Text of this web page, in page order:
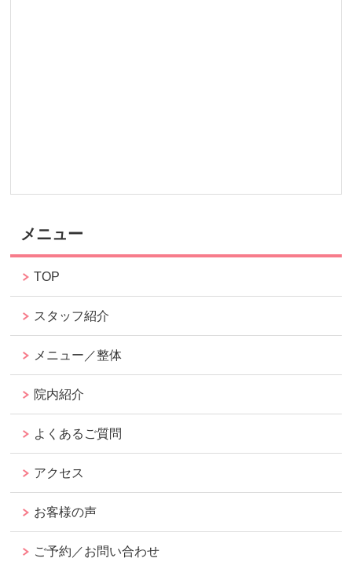
メニュー
TOP
スタッフ紹介
メニュー／整体
院内紹介
よくあるご質問
アクセス
お客様の声
ご予約／お問い合わせ